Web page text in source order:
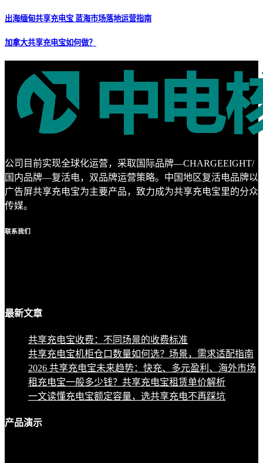
出海缅甸共享充电宝 蓝海市场落地运营指南
加拿大共享充电宝如何做？
公司目前实现全球化运营，采取国际品牌—CHARGEEIGHT/
国内品牌—复活电，双品牌运营策略。中国地区复活电品牌以
广告屏共享充电宝为主要产品，致力成为共享充电宝里的分众
传媒。
联系我们
最新文章
共享充电宝收费：不同场景的收费标准
共享充电宝机柜仓口数量如何选？场景，需求适配指南
2026 共享充电宝未来趋势：快充、多元盈利、海外市场
租充电宝一般多少钱？共享充电宝租赁单价解析
一文读懂充电宝额定容量，选共享充电不再踩坑
产品演示